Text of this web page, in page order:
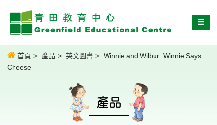
首頁 產品 英文圖書
Winnie and Wilbur: Winnie Says
Cheese
產品